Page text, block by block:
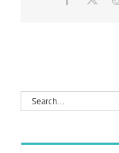
Search
for: